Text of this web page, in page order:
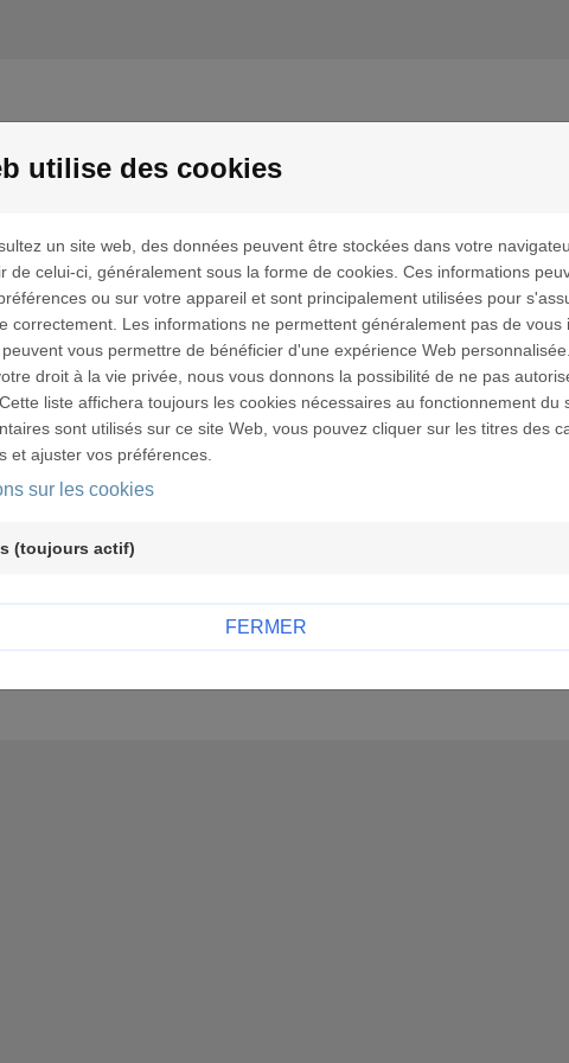
légales
d’accès et de rectification
à la loi Informatique et Libertés du 6 Janvier 1978, vous
personnelles vous concernant. Si vous souhaitez exercer
: Fondation Caritas France, 106 rue du Bac, 75341 Paris cedex
utilise des cookies
un site web, des données peuvent être stockées dans votre
de celui-ci, généralement sous la forme de cookies. Ces informations
ou sur votre appareil et sont principalement utilisées pour
correctement. Les informations ne permettent généralement pas de vous
vous permettre de bénéficier d'une expérience Web
droit à la vie privée, nous vous donnons la possibilité de ne pas
liste affichera toujours les cookies nécessaires au fonctionnement du
sont utilisés sur ce site Web, vous pouvez cliquer sur les titres des
et ajuster vos préférences.
sur les cookies
(toujours actif)
FERMER